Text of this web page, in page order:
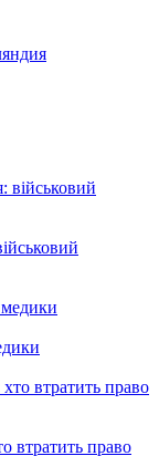
втратить право